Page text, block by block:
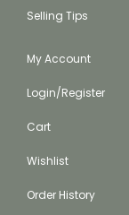
Selling Tips
My Account
Login/Register
Cart
Wishlist
Order History